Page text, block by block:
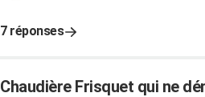
7 réponses
Chaudière Frisquet qui ne